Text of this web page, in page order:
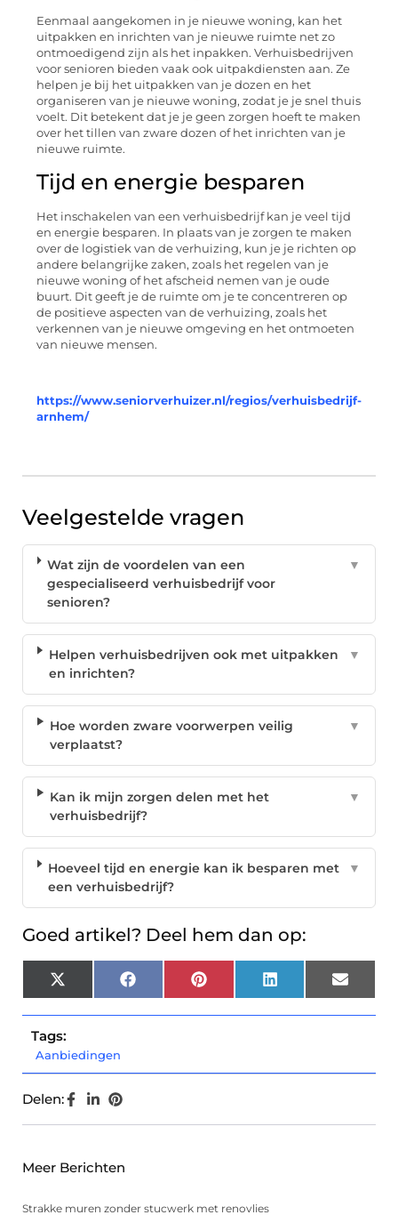
Eenmaal aangekomen in je nieuwe woning, kan het
uitpakken en inrichten van je nieuwe ruimte net zo
ontmoedigend zijn als het inpakken. Verhuisbedrijven
voor senioren bieden vaak ook uitpakdiensten aan. Ze
helpen je bij het uitpakken van je dozen en het
organiseren van je nieuwe woning, zodat je je snel thuis
voelt. Dit betekent dat je je geen zorgen hoeft te maken
over het tillen van zware dozen of het inrichten van je
nieuwe ruimte.
Tijd en energie besparen
Het inschakelen van een verhuisbedrijf kan je veel tijd
en energie besparen. In plaats van je zorgen te maken
over de logistiek van de verhuizing, kun je je richten op
andere belangrijke zaken, zoals het regelen van je
nieuwe woning of het afscheid nemen van je oude
buurt. Dit geeft je de ruimte om je te concentreren op
de positieve aspecten van de verhuizing, zoals het
verkennen van je nieuwe omgeving en het ontmoeten
van nieuwe mensen.
https://www.seniorverhuizer.nl/regios/verhuisbedrijf-
arnhem/
Veelgestelde vragen
Wat zijn de voordelen van een
gespecialiseerd verhuisbedrijf voor
senioren?
▼
Helpen verhuisbedrijven ook met uitpakken
en inrichten?
▼
Hoe worden zware voorwerpen veilig
verplaatst?
▼
Kan ik mijn zorgen delen met het
verhuisbedrijf?
▼
Hoeveel tijd en energie kan ik besparen met
een verhuisbedrijf?
▼
Goed artikel? Deel hem dan op:
X
(Twitter)
Facebook Pinterest LinkedIn Email
Tags:
Aanbiedingen
Delen:
Meer Berichten
Strakke muren zonder stucwerk met renovlies